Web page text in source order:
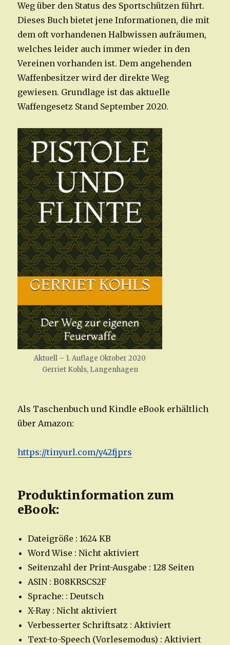
Weg über den Status des Sportschützen führt.
Dieses Buch bietet jene Informationen, die mit
dem oft vorhandenen Halbwissen aufräumen,
welches leider auch immer wieder in den
Vereinen vorhanden ist. Dem angehenden
Waffenbesitzer wird der direkte Weg
gewiesen. Grundlage ist das aktuelle
Waffengesetz Stand September 2020.
Aktuell – 1. Auflage Oktober 2020
Gerriet Kohls, Langenhagen
Als Taschenbuch und Kindle eBook erhältlich
über Amazon:
https://tinyurl.com/y42fjprs
Produktinformation zum
eBook:
Dateigröße : 1624 KB
Word Wise : Nicht aktiviert
Seitenzahl der Print-Ausgabe : 128 Seiten
ASIN : B08KRSCS2F
Sprache: : Deutsch
X-Ray : Nicht aktiviert
Verbesserter Schriftsatz : Aktiviert
Text-to-Speech (Vorlesemodus) : Aktiviert